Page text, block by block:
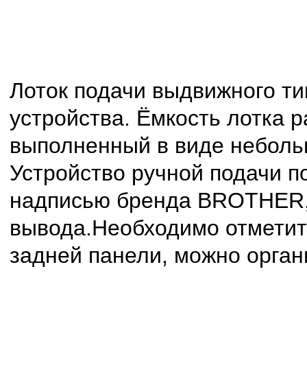
Лоток подачи выдвижного
устройства. Ёмкость
выполненный в виде
Устройство ручной подачи
надписью бренда
вывода.Необходимо
задней панели, можно